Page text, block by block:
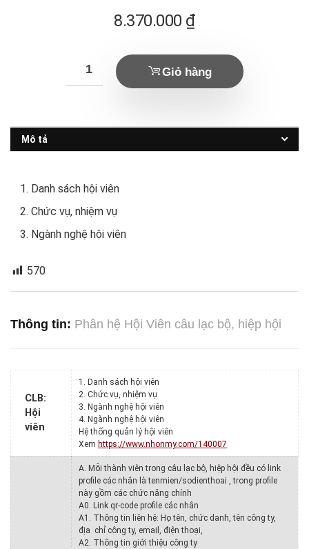
8.370.000 ₫
Giỏ hàng
Mô tả
Danh sách hội viên
Chức vụ, nhiệm vụ
Ngành nghệ hội viên
570
Thông tin: Phân hệ Hội Viên câu lạc bộ, hiệp hội
CLB:
Hội
viên
1. Danh sách hội viên
2. Chức vụ, nhiệm vụ
3. Ngành nghệ hội viên
4. Ngành nghệ hội viên
Hệ thống quản lý hội viên
Xem https://www.nhonmy.com/140007
A. Mỗi thành viên trong câu lạc bộ, hiệp hội đều có link
profile các nhân là tenmien/sodienthoai , trong profile
này gồm các chức năng chính
A0. Link qr-code profile các nhân
A1. Thông tin liên hệ: Họ tên, chức danh, tên công ty,
địa chỉ công ty, email, điện thoại,
A2. Thông tin giới thiệu công ty